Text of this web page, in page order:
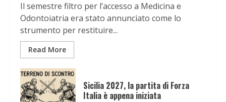
Il semestre filtro per l’accesso a Medicina e
Odontoiatria era stato annunciato come lo
strumento per restituire...
Read More
Sicilia 2027, la partita di Forza
Italia è appena iniziata